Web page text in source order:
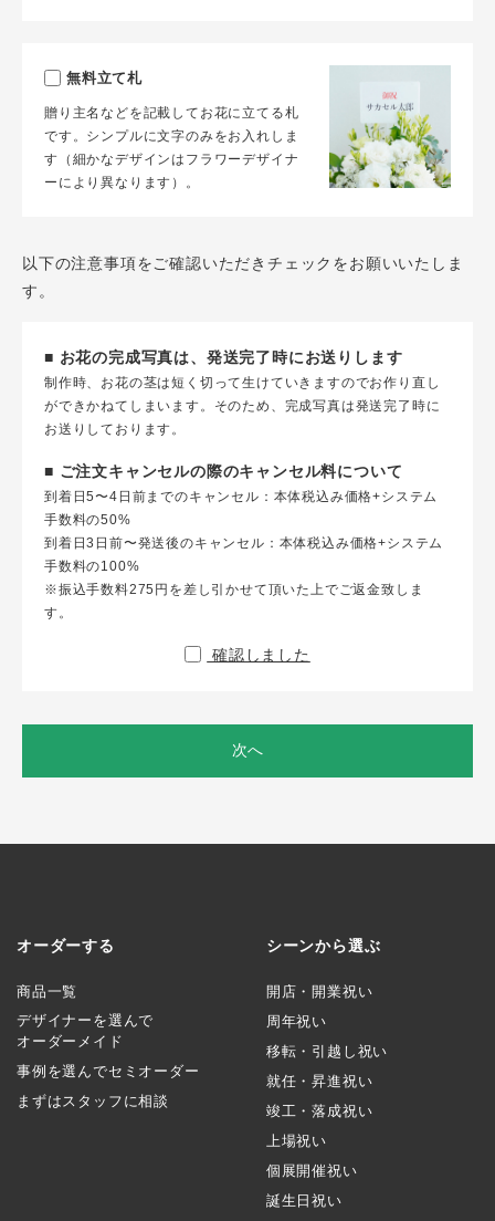
無料立て札
贈り主名などを記載してお花に立てる札
です。シンプルに文字のみをお入れしま
す（細かなデザインはフラワーデザイナ
ーにより異なります）。
以下の注意事項をご確認いただきチェックをお願いいたしま
す。
■ お花の完成写真は、発送完了時にお送りします
制作時、お花の茎は短く切って生けていきますのでお作り直し
ができかねてしまいます。そのため、完成写真は発送完了時に
お送りしております。
■ ご注文キャンセルの際のキャンセル料について
到着日5〜4日前までのキャンセル：本体税込み価格+システム
手数料の50%
到着日3日前〜発送後のキャンセル：本体税込み価格+システム
手数料の100%
※振込手数料275円を差し引かせて頂いた上でご返金致しま
す。
確認しました
次へ
オーダーする
商品一覧
デザイナーを選んで
オーダーメイド
事例を選んでセミオーダー
まずはスタッフに相談
シーンから選ぶ
開店・開業祝い
周年祝い
移転・引越し祝い
就任・昇進祝い
竣工・落成祝い
上場祝い
個展開催祝い
誕生日祝い